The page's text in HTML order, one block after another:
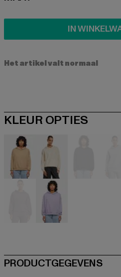
IN
Het artikel valt normaal
KLEUR OPTIES
beige
PRODUCTGEGEVENS